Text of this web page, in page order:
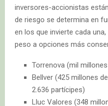
inversores-accionistas
de riesgo se determina en
en los que invierte cada
peso a opciones más
Torrenova (mil
Bellver (425 millones
2.636 partícipes)
Lluc Valores (348